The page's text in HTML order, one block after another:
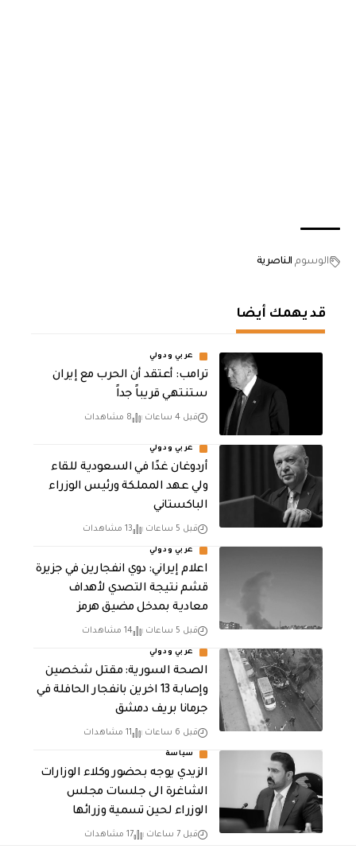
الوسوم الناصرية
قد يهمك أيضا
عربي ودولي
‏ترامب: أعتقد أن الحرب مع إيران
ستنتهي قريباً جداً
قبل 4 ساعات 8 مشاهدات
عربي ودولي
أردوغان غدًا في السعودية للقاء
ولي عهد المملكة ورئيس الوزراء
الباكستاني
قبل 5 ساعات 13 مشاهدات
عربي ودولي
اعلام إيراني: دوي انفجارين في جزيرة
قشم نتيجة التصدي لأهداف
معادية بمدخل مضيق هرمز
قبل 5 ساعات 14 مشاهدات
عربي ودولي
الصحة السورية: مقتل شخصين
وإصابة 13 اخرين بانفجار الحافلة في
جرمانا بريف دمشق
قبل 6 ساعات 11 مشاهدات
سياسة
الزيدي يوجه بحضور وكلاء الوزارات
الشاغرة الى جلسات مجلس
الوزراء لحين تسمية وزرائها
قبل 7 ساعات 17 مشاهدات